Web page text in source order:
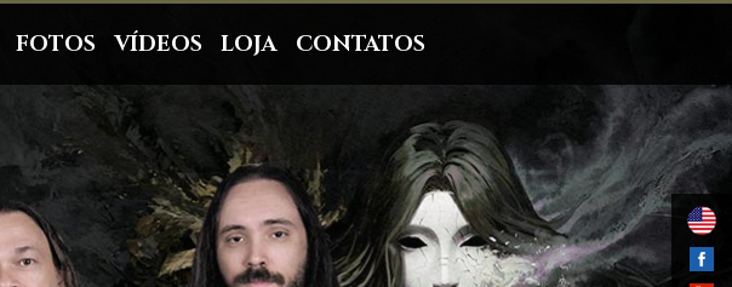
FOTOS VÍDEOS LOJA CONTATOS